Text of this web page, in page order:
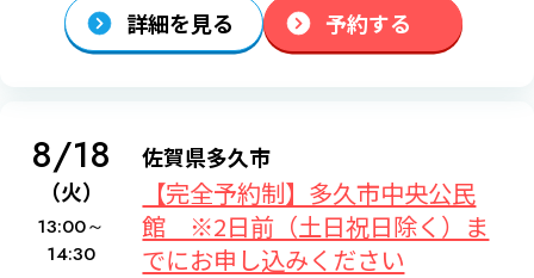
詳細を見る 予約する
8/18
（火）
13:00～
14:30
佐賀県多久市
【完全予約制】多久市中央公民
館 ※2日前（土日祝日除く）ま
でにお申し込みください